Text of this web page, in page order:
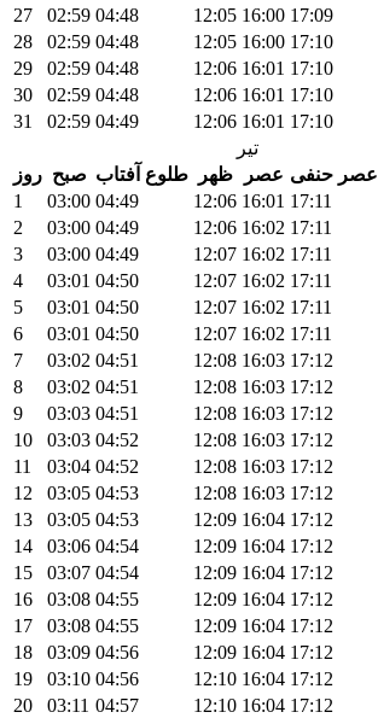
27
02:59 04:48 12:05 16:00 17:09
28
02:59 04:48 12:05 16:00 17:10
29
02:59 04:48 12:06 16:01 17:10
30
02:59 04:48 12:06 16:01 17:10
31
02:59 04:49 12:06 16:01 17:10
تیر
روز صبح طلوع آفتاب ظهر عصر عصر حنفی
1
03:00 04:49 12:06 16:01 17:11
2
03:00 04:49 12:06 16:02 17:11
3
03:00 04:49 12:07 16:02 17:11
4
03:01 04:50 12:07 16:02 17:11
5
03:01 04:50 12:07 16:02 17:11
6
03:01 04:50 12:07 16:02 17:11
7
03:02 04:51 12:08 16:03 17:12
8
03:02 04:51 12:08 16:03 17:12
9
03:03 04:51 12:08 16:03 17:12
10
03:03 04:52 12:08 16:03 17:12
11
03:04 04:52 12:08 16:03 17:12
12
03:05 04:53 12:08 16:03 17:12
13
03:05 04:53 12:09 16:04 17:12
14
03:06 04:54 12:09 16:04 17:12
15
03:07 04:54 12:09 16:04 17:12
16
03:08 04:55 12:09 16:04 17:12
17
03:08 04:55 12:09 16:04 17:12
18
03:09 04:56 12:09 16:04 17:12
19
03:10 04:56 12:10 16:04 17:12
20
03:11 04:57 12:10 16:04 17:12